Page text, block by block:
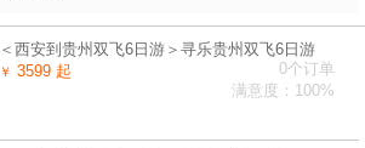
＜西安到贵州双飞6日游＞寻乐贵州双飞6日游
￥ 3599 起
0个订单
满意度：100%